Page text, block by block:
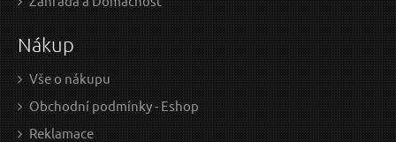
Nákup
Vše o nákupu
Obchodní podmínky - Eshop
Reklamace